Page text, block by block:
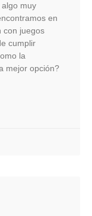
muy
en
con juegos
cumplir
la
mejor opción?